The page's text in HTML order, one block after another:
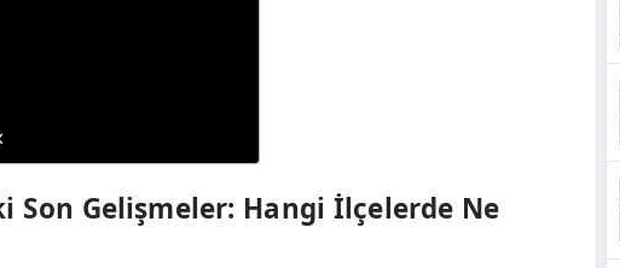
Son Gelişmeler: Hangi İlçelerde Ne